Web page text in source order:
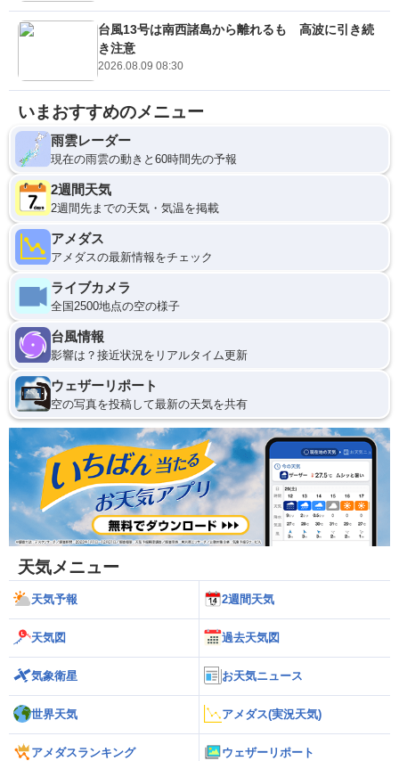
台風13号は南西諸島から離れるも 高波に引き続
き注意
2026.08.09 08:30
いまおすすめのメニュー
雨雲レーダー
現在の雨雲の動きと60時間先の予報
2週間天気
2週間先までの天気・気温を掲載
アメダス
アメダスの最新情報をチェック
ライブカメラ
全国2500地点の空の様子
台風情報
影響は？接近状況をリアルタイム更新
ウェザーリポート
空の写真を投稿して最新の天気を共有
天気メニュー
天気予報 2週間天気
天気図 過去天気図
気象衛星 お天気ニュース
世界天気 アメダス(実況天気)
アメダスランキング ウェザーリポート